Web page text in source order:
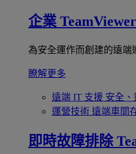
企業
為安全運作而創建的遠端
瞭解更多
遠端 IT 支援 安全
運營技術 遠端車間
即時故障排除